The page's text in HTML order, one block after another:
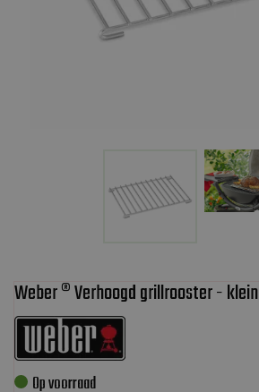
Weber ® Verhoogd grillrooster - klein
Op voorraad